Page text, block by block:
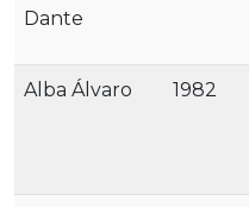
Dante
Alba Álvaro 1982